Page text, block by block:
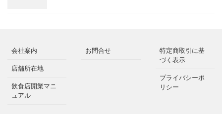
会社案内
店舗所在地
飲食店開業マニ
ュアル
お問合せ
特定商取引に基
づく表示
プライバシーポ
リシー